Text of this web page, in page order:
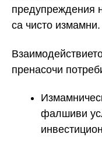
предупреждения
са чисто измамни.
пренасочи
фалшиви